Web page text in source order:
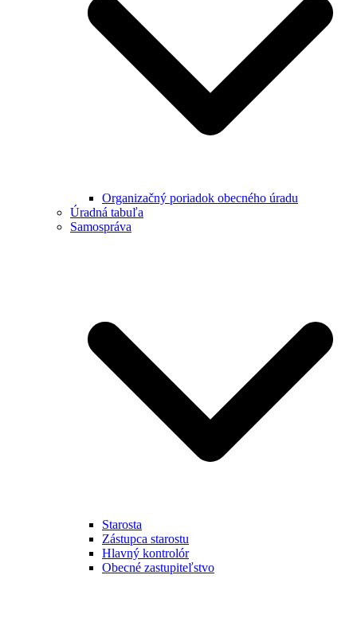
Organizačný poriadok obecného úradu
Úradná tabuľa
Samospráva
Starosta
Zástupca starostu
Hlavný kontrolór
Obecné zastupiteľstvo